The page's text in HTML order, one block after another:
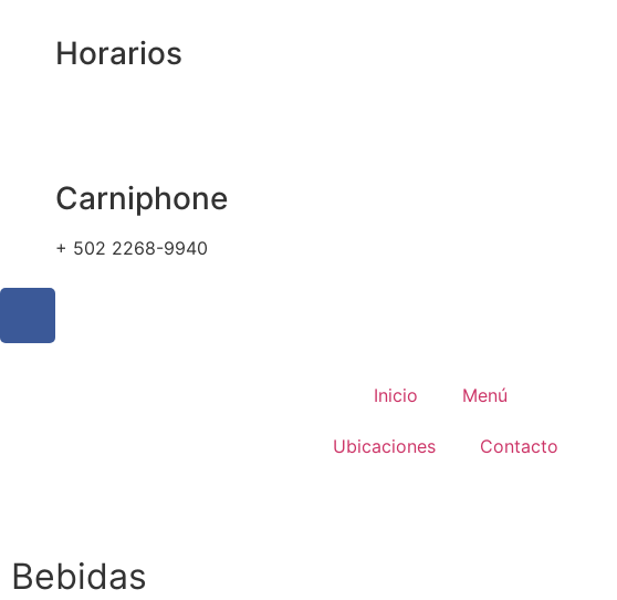
Horarios
Carniphone
+ 502 2268-9940
Inicio Menú
Ubicaciones Contacto
Bebidas